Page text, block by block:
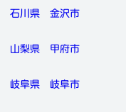
石川県 金沢市
山梨県 甲府市
岐阜県 岐阜市